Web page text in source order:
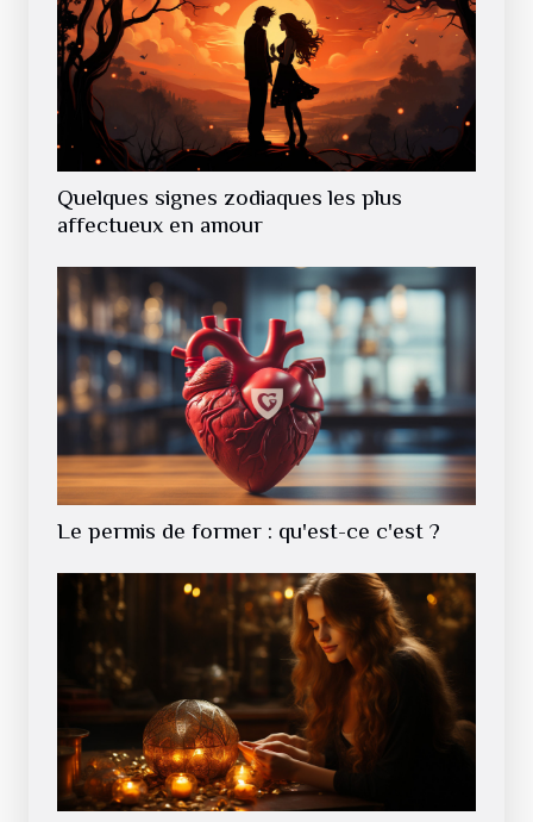
Quelques signes zodiaques les plus
affectueux en amour
Le permis de former : qu'est-ce c'est ?